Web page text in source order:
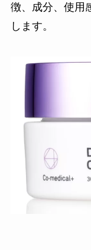
徴、成分、使用
します。